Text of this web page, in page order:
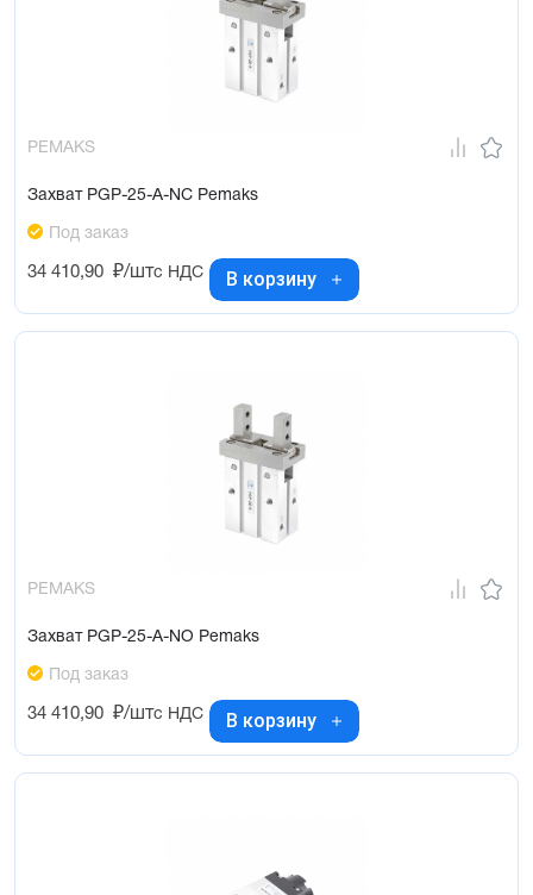
PEMAKS
Захват PGP-25-A-NC Pemaks
Под заказ
34 410,90 ₽/штс НДС В корзину
PEMAKS
Захват PGP-25-A-NO Pemaks
Под заказ
34 410,90 ₽/штс НДС В корзину